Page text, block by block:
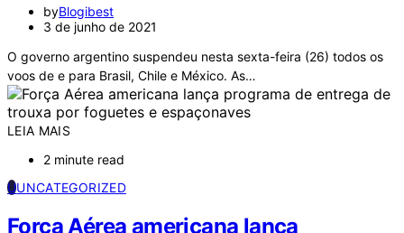
byBlogibest
3 de junho de 2021
O governo argentino suspendeu nesta sexta-feira (26) todos os
voos de e para Brasil, Chile e México. As…
LEIA MAIS
2 minute read
UUNCATEGORIZED
Força Aérea americana lança